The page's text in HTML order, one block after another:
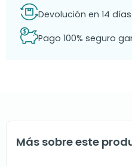
Devolución en 14
Pago 100% seguro
Más sobre este